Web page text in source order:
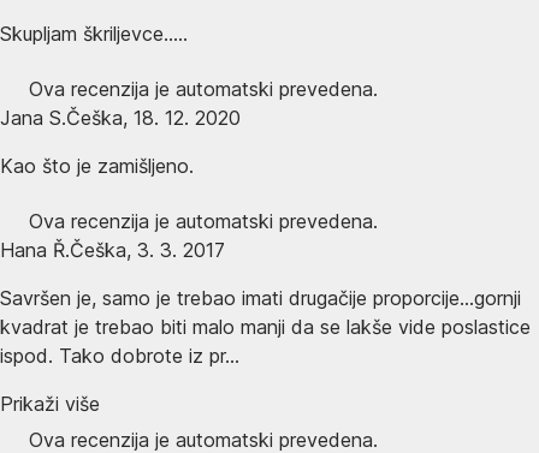
Skupljam škriljevce.....
Ova recenzija je automatski prevedena.
Jana S.Češka, 18. 12. 2020
Kao što je zamišljeno.
Ova recenzija je automatski prevedena.
Hana Ř.Češka, 3. 3. 2017
Savršen je, samo je trebao imati drugačije proporcije...gornji
kvadrat je trebao biti malo manji da se lakše vide poslastice
ispod. Tako dobrote iz pr...
Prikaži više
Ova recenzija je automatski prevedena.